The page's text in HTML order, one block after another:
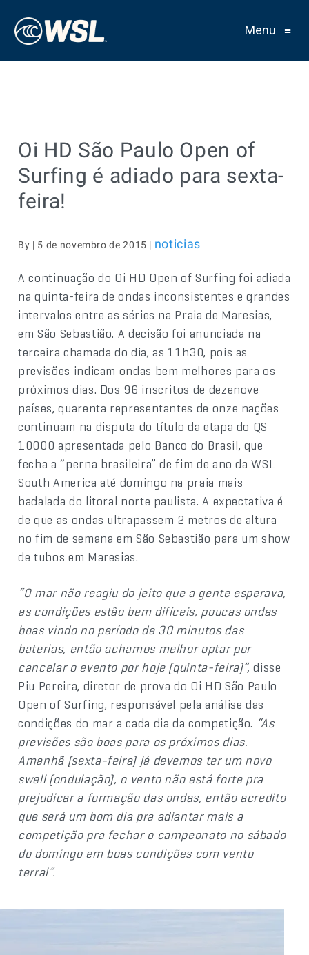
Menu ≡
Oi HD São Paulo Open of
Surfing é adiado para sexta-
feira!
By | 5 de novembro de 2015 | noticias
A continuação do Oi HD Open of Surfing foi adiada
na quinta-feira de ondas inconsistentes e grandes
intervalos entre as séries na Praia de Maresias,
em São Sebastião. A decisão foi anunciada na
terceira chamada do dia, as 11h30, pois as
previsões indicam ondas bem melhores para os
próximos dias. Dos 96 inscritos de dezenove
países, quarenta representantes de onze nações
continuam na disputa do título da etapa do QS
10000 apresentada pelo Banco do Brasil, que
fecha a “perna brasileira” de fim de ano da WSL
South America até domingo na praia mais
badalada do litoral norte paulista. A expectativa é
de que as ondas ultrapassem 2 metros de altura
no fim de semana em São Sebastião para um show
de tubos em Maresias.
“O mar não reagiu do jeito que a gente esperava,
as condições estão bem difíceis, poucas ondas
boas vindo no período de 30 minutos das
baterias, então achamos melhor optar por
cancelar o evento por hoje (quinta-feira)”,disse
Piu Pereira, diretor de prova do Oi HD São Paulo
Open of Surfing, responsável pela análise das
condições do mar a cada dia da competição. “As
previsões são boas para os próximos dias.
Amanhã (sexta-feira) já devemos ter um novo
swell (ondulação), o vento não está forte pra
prejudicar a formação das ondas, então acredito
que será um bom dia pra adiantar mais a
competição pra fechar o campeonato no sábado
do domingo em boas condições com vento
terral”.